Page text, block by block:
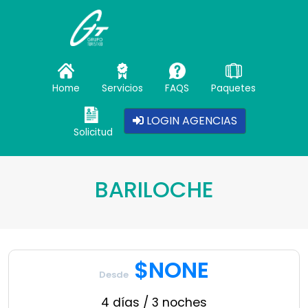
Home Servicios FAQS Paquetes
Solicitud
LOGIN AGENCIAS
BARILOCHE
Desde $NONE
4 días / 3 noches